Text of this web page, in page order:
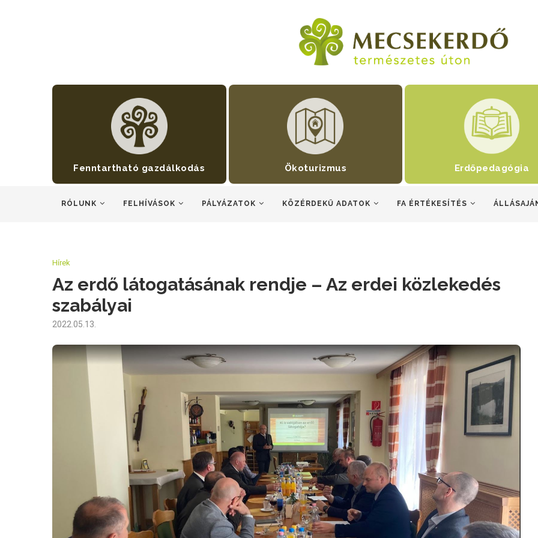
Fenntartható gazdálkodás Ökoturizmus Erdőpedagógia
RÓLUNK FELHÍVÁSOK PÁLYÁZATOK KÖZÉRDEKŰ ADATOK FA ÉRTÉKESÍTÉS
Hírek
Az erdő látogatásának rendje – Az erdei közlekedés
szabályai
2022.05.13.